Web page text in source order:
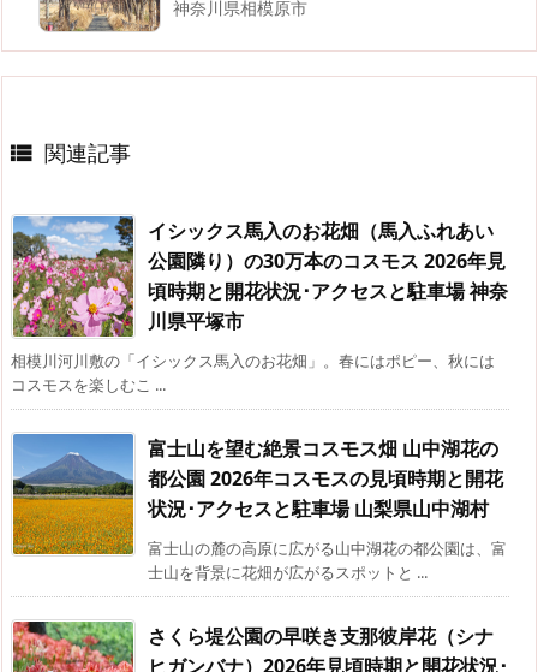
神奈川県相模原市
 関連記事
イシックス馬入のお花畑（馬入ふれあい
公園隣り）の30万本のコスモス 2026年見
頃時期と開花状況･アクセスと駐車場 神奈
川県平塚市
相模川河川敷の「イシックス馬入のお花畑」。春にはポピー、秋には
コスモスを楽しむこ ...
富士山を望む絶景コスモス畑 山中湖花の
都公園 2026年コスモスの見頃時期と開花
状況･アクセスと駐車場 山梨県山中湖村
富士山の麓の高原に広がる山中湖花の都公園は、富
士山を背景に花畑が広がるスポットと ...
さくら堤公園の早咲き支那彼岸花（シナ
ヒガンバナ）2026年見頃時期と開花状況･